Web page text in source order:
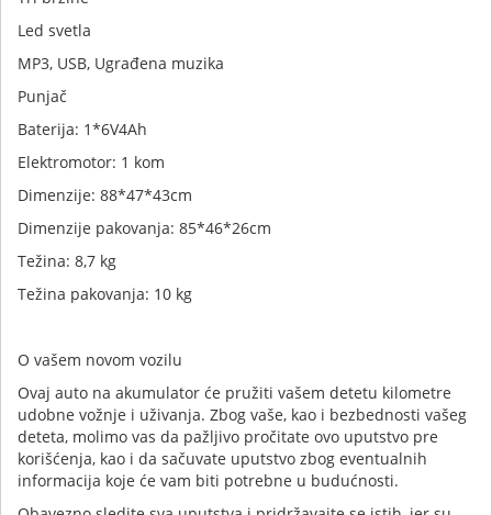
Led svetla
MP3, USB, Ugrađena muzika
Punjač
Baterija: 1*6V4Ah
Elektromotor: 1 kom
Dimenzije: 88*47*43cm
Dimenzije pakovanja: 85*46*26cm
Težina: 8,7 kg
Težina pakovanja: 10 kg
O vašem novom vozilu
Ovaj auto na akumulator će pružiti vašem detetu kilometre
udobne vožnje i uživanja. Zbog vaše, kao i bezbednosti vašeg
deteta, molimo vas da pažljivo pročitate ovo uputstvo pre
korišćenja, kao i da sačuvate uputstvo zbog eventualnih
informacija koje će vam biti potrebne u budućnosti.